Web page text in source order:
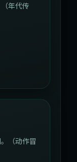
年代传
（动作冒